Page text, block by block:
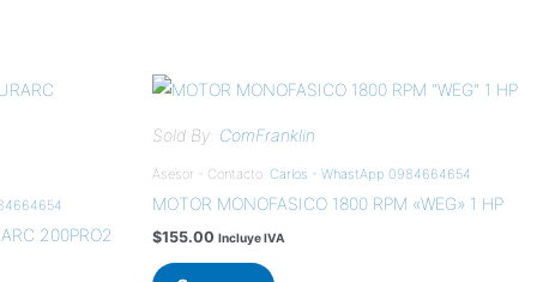
200PRO2
Sold By: ComFranklin
Asesor - Contacto: Carlos - WhastApp 0984664654
MOTOR MONOFASICO 1800 RPM «WEG» 1 HP
$155.00 Incluye IVA